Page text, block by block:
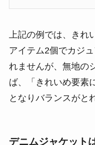
上記の例では、き
アイテム2個でカジ
れませんが、無地の
ば、「きれいめ要素
となりバランスがと
デニムジャケット